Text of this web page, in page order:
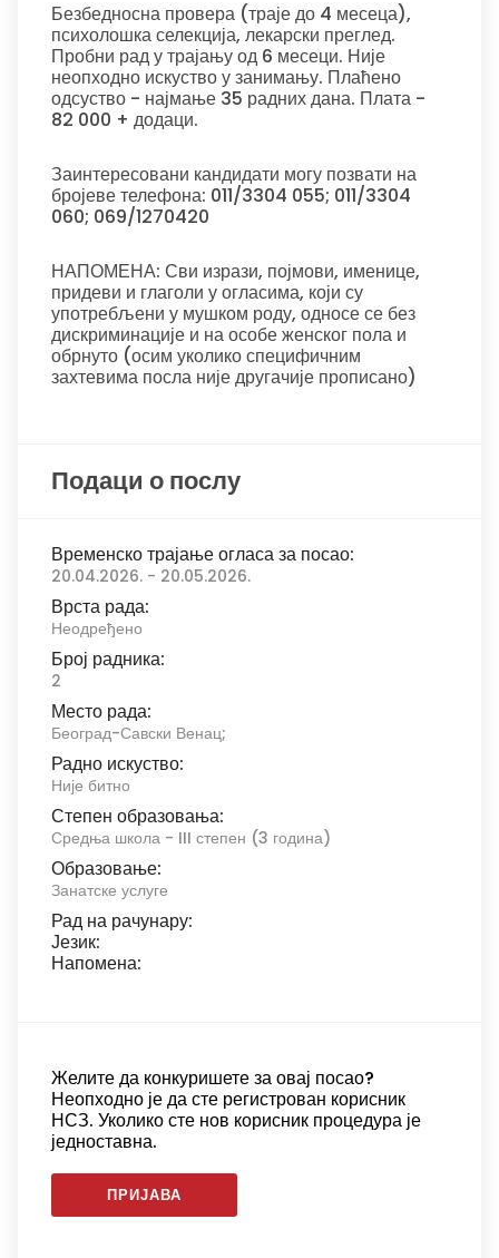
Безбедносна провера (траје до 4 месеца),
психолошка селекција, лекарски преглед.
Пробни рад у трајању од 6 месеци. Није
неопходно искуство у занимању. Плаћено
одсуство - најмање 35 радних дана. Плата -
82 000 + додаци.
Заинтересовани кандидати могу позвати на
бројеве телефона: 011/3304 055; 011/3304
060; 069/1270420
НАПОМЕНА: Сви изрази, појмови, именице,
придеви и глаголи у огласима, који су
употребљени у мушком роду, односе се без
дискриминације и на особе женског пола и
обрнуто (осим уколико специфичним
захтевима посла није другачије прописано)
Подаци о послу
Временско трајање огласа за посао:
20.04.2026. - 20.05.2026.
Врста рада:
Неодређено
Број радника:
2
Место рада:
Београд-Савски Венац;
Радно искуство:
Није битно
Степен образовања:
Средња школа - III степен (3 година)
Образовање:
Занатске услуге
Рад на рачунару:
Језик:
Напомена:
Желите да конкуришете за овај посао?
Неопходно је да сте регистрован корисник
НСЗ. Уколико сте нов корисник процедура је
једноставна.
ПРИЈАВА